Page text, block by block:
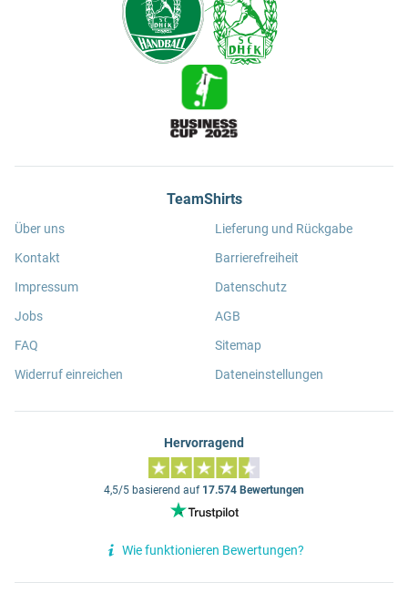
TeamShirts
Über uns
Kontakt
Impressum
Jobs
FAQ
Widerruf einreichen
Lieferung und Rückgabe
Barrierefreiheit
Datenschutz
AGB
Sitemap
Dateneinstellungen
Hervorragend
4,5/5 basierend auf 17.574 Bewertungen
Wie funktionieren Bewertungen?